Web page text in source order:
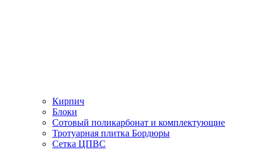
Кирпич
Блоки
Сотовый поликарбонат и комплектующие
Тротуарная плитка Бордюры
Сетка ЦПВС